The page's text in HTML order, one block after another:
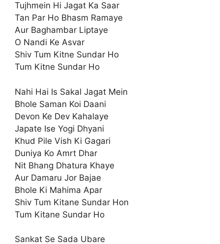
Tujhmein Hi Jagat Ka Saar
Tan Par Ho Bhasm Ramaye
Aur Baghambar Liptaye
O Nandi Ke Asvar
Shiv Tum Kitne Sundar Ho
Tum Kitne Sundar Ho
Nahi Hai Is Sakal Jagat Mein
Bhole Saman Koi Daani
Devon Ke Dev Kahalaye
Japate Ise Yogi Dhyani
Khud Pile Vish Ki Gagari
Duniya Ko Amrt Dhar
Nit Bhang Dhatura Khaye
Aur Damaru Jor Bajae
Bhole Ki Mahima Apar
Shiv Tum Kitane Sundar Hon
Tum Kitane Sundar Ho
Sankat Se Sada Ubare